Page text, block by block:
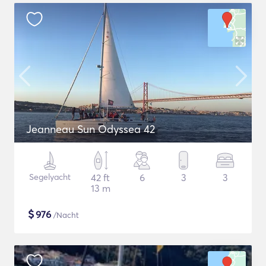
Jeanneau Sun Odyssea 42
Segelyacht
42 ft
13 m
6 3 3
$976 /Nacht